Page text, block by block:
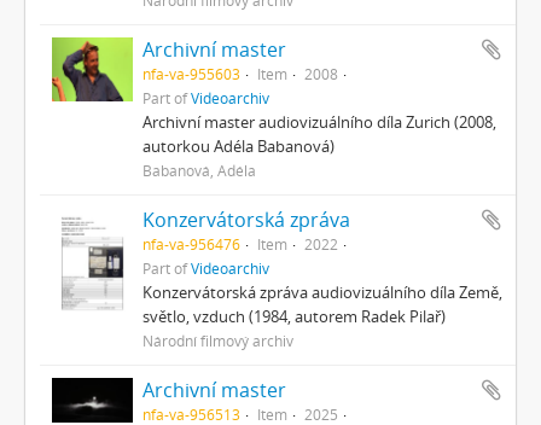
Archivní master
nfa-va-955603 Item
2008
Part ofVideoarchiv
Archivní master audiovizuálního díla Zurich (2008,
autorkou Adéla Babanová)
Babanová, Adéla
Konzervátorská zpráva
nfa-va-956476 Item
2022
Part ofVideoarchiv
Konzervátorská zpráva audiovizuálního díla Země,
světlo, vzduch (1984, autorem Radek Pilař)
Národní filmový archiv
Archivní master
nfa-va-956513 Item
2025